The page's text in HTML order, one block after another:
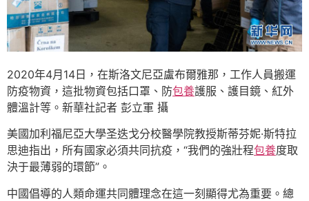
2020年4月14日，在斯洛文尼亞盧布爾雅那，工作人員搬運
防疫物資，這批物資包括口罩、防包養護服、護目鏡、紅外
體溫計等。新華社記者 彭立軍 攝
美國加利福尼亞大學圣迭戈分校醫學院教授斯蒂芬妮·斯特拉
思迪指出，所有國家必須共同抗疫，“我們的強壯程包養度取
決于最薄弱的環節”。
中國倡導的人類命運共同體理念在這一刻顯得尤為重要。總